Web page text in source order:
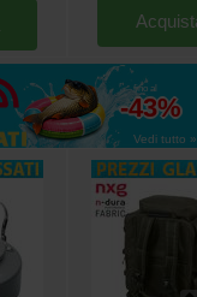
fino al
-43%
Vedi tutto »